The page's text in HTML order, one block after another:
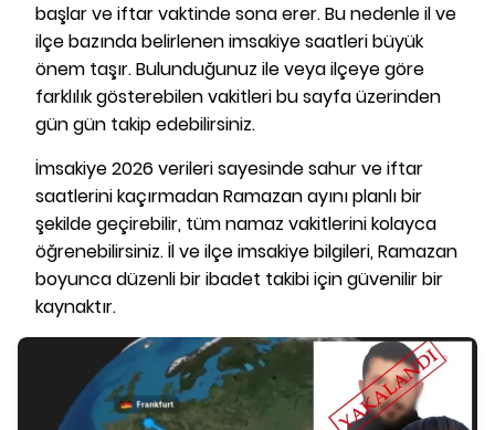
başlar ve iftar vaktinde sona erer. Bu nedenle il ve
ilçe bazında belirlenen imsakiye saatleri büyük
önem taşır. Bulunduğunuz ile veya ilçeye göre
farklılık gösterebilen vakitleri bu sayfa üzerinden
gün gün takip edebilirsiniz.
İmsakiye 2026 verileri sayesinde sahur ve iftar
saatlerini kaçırmadan Ramazan ayını planlı bir
şekilde geçirebilir, tüm namaz vakitlerini kolayca
öğrenebilirsiniz. İl ve ilçe imsakiye bilgileri, Ramazan
boyunca düzenli bir ibadet takibi için güvenilir bir
kaynaktır.